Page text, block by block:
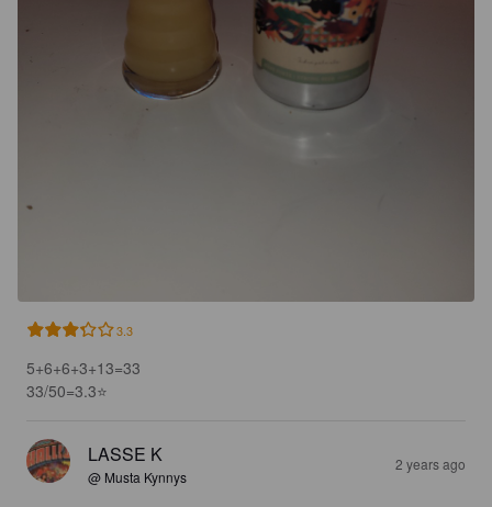
3.3
5+6+6+3+13=33
33/50=3.3⭐️
LASSE K
@ Musta Kynnys
2 years ago